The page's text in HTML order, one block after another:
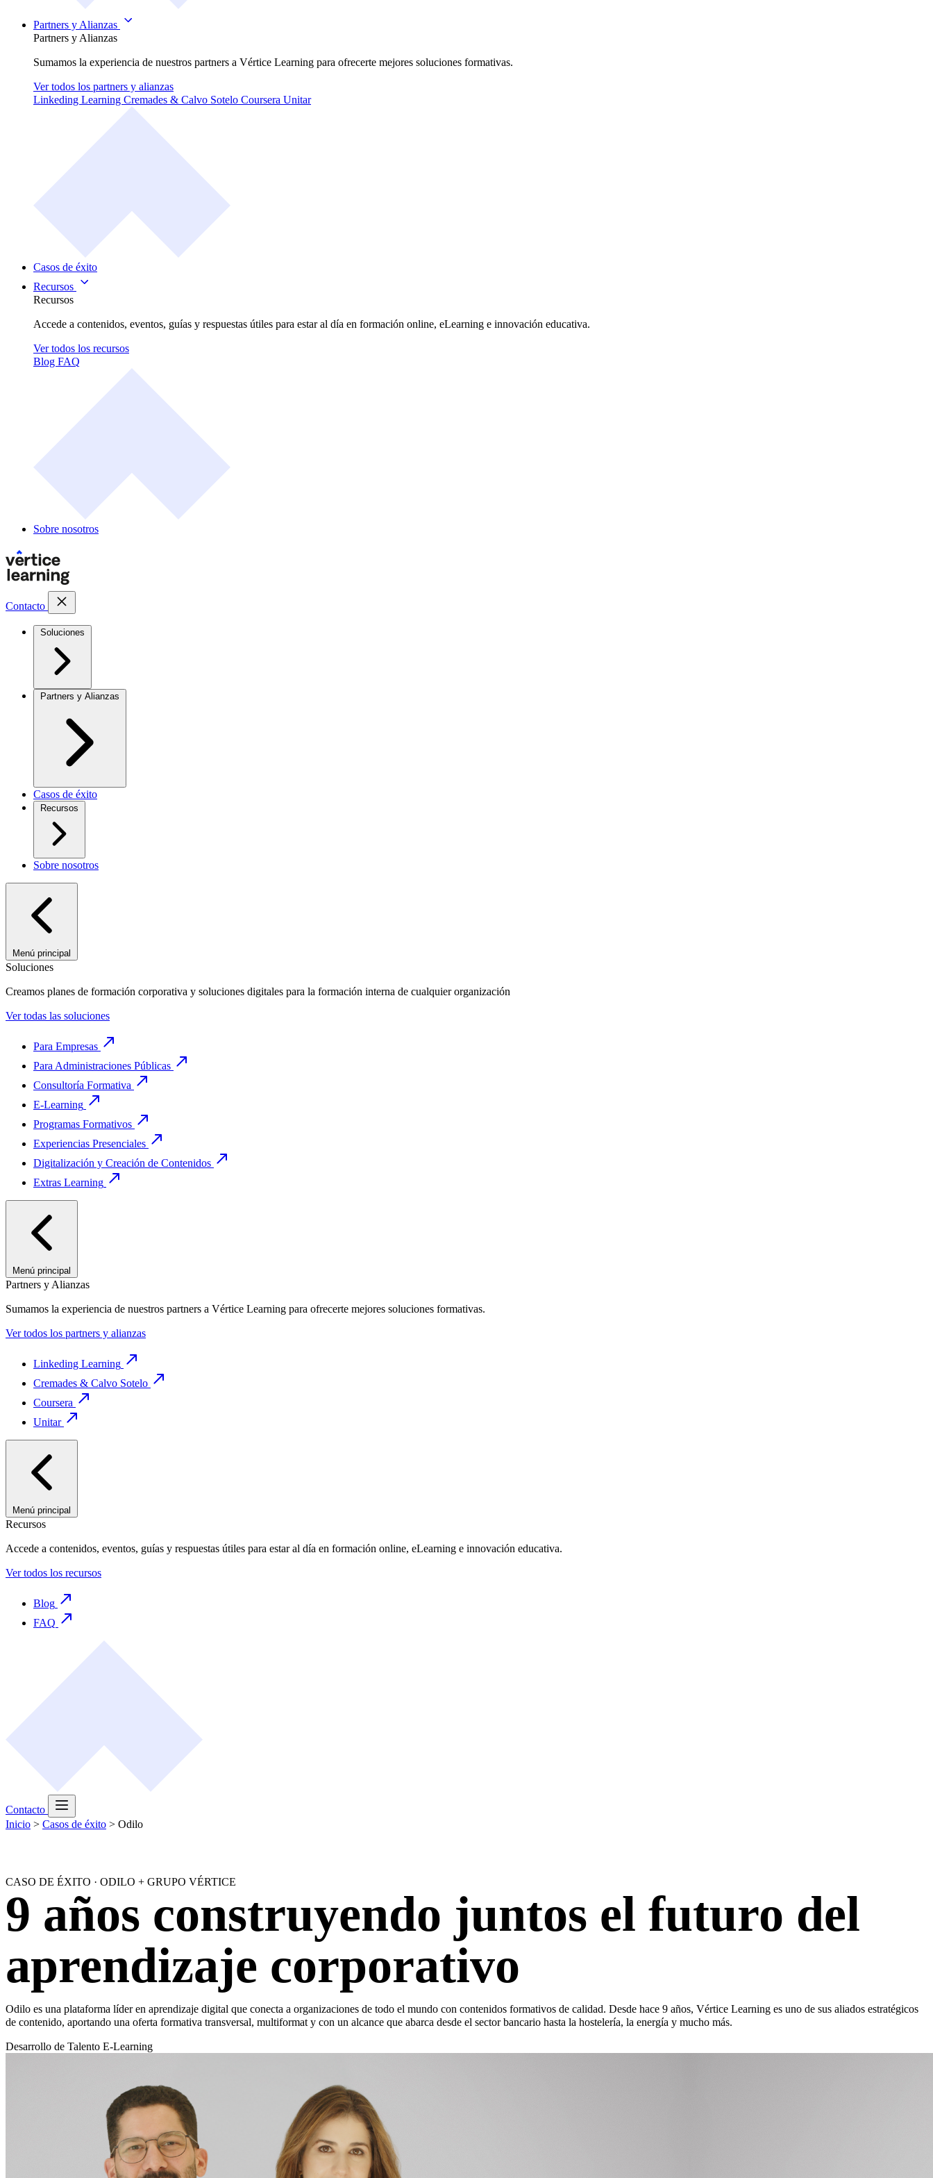
Partners y Alianzas
Partners y Alianzas
Sumamos la experiencia de nuestros partners a Vértice Learning para ofrecerte mejores soluciones formativas.
Ver todos los partners y alianzas
Linkeding Learning Cremades & Calvo Sotelo Coursera Unitar
Casos de éxito
Recursos
Recursos
Accede a contenidos, eventos, guías y respuestas útiles para estar al día en formación online, eLearning e innovación educativa.
Ver todos los recursos
Blog FAQ
Sobre nosotros
Contacto
Soluciones
Partners y Alianzas
Casos de éxito
Recursos
Sobre nosotros
Menú principal
Soluciones
Creamos planes de formación corporativa y soluciones digitales para la formación interna de cualquier organización
Ver todas las soluciones
Para Empresas
Para Administraciones Públicas
Consultoría Formativa
E-Learning
Programas Formativos
Experiencias Presenciales
Digitalización y Creación de Contenidos
Extras Learning
Menú principal
Partners y Alianzas
Sumamos la experiencia de nuestros partners a Vértice Learning para ofrecerte mejores soluciones formativas.
Ver todos los partners y alianzas
Linkeding Learning
Cremades & Calvo Sotelo
Coursera
Unitar
Menú principal
Recursos
Accede a contenidos, eventos, guías y respuestas útiles para estar al día en formación online, eLearning e innovación educativa.
Ver todos los recursos
Blog
FAQ
Contacto
Inicio > Casos de éxito > Odilo
CASO DE ÉXITO · ODILO + GRUPO VÉRTICE
9 años construyendo juntos el futuro del
aprendizaje corporativo
Odilo es una plataforma líder en aprendizaje digital que conecta a organizaciones de todo el mundo con contenidos formativos de calidad. Desde hace 9 años, Vértice Learning es uno de sus aliados estratégicos
de contenido, aportando una oferta formativa transversal, multiformat y con un alcance que abarca desde el sector bancario hasta la hostelería, la energía y mucho más.
Desarrollo de Talento E-Learning